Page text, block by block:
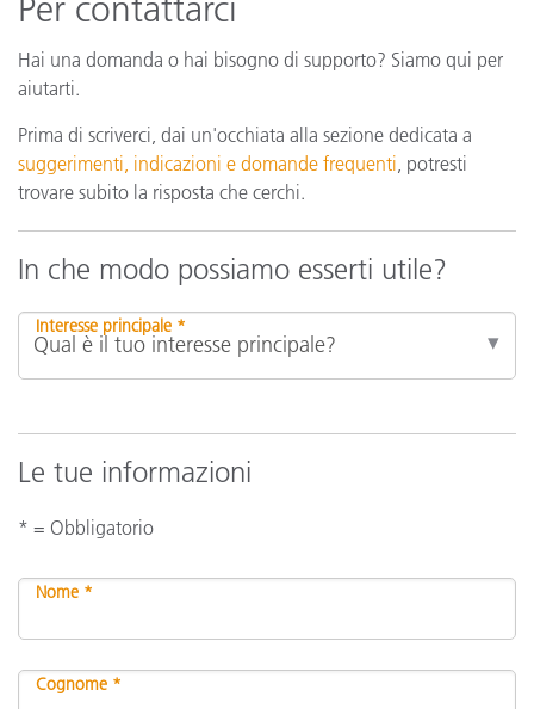
Per contattarci
Hai una domanda o hai bisogno di supporto? Siamo qui per
aiutarti.
Prima di scriverci, dai un'occhiata alla sezione dedicata a
suggerimenti, indicazioni e domande frequenti, potresti
trovare subito la risposta che cerchi.
In che modo possiamo esserti utile?
Interesse principale *
Le tue informazioni
* = Obbligatorio
Nome *
Cognome *